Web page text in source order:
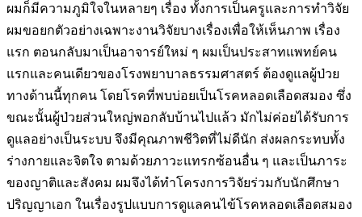
ผมก็มีความภูมิใจในหลายๆ เรื่อง ทั้งการเป็นครูและการทำวิจัย
ผมขอยกตัวอย่างเฉพาะงานวิจัยบางเรื่องเพื่อให้เห็นภาพ เรื่อง
แรก ตอนกลับมาเป็นอาจารย์ใหม่ ๆ ผมเป็นประสาทแพทย์คน
แรกและคนเดียวของโรงพยาบาลธรรมศาสตร์ ต้องดูแลผู้ป่วย
ทางด้านนี้ทุกคน โดยโรคที่พบบ่อยเป็นโรคหลอดเลือดสมอง ซึ่ง
ขณะนั้นผู้ป่วยส่วนใหญ่พอกลับบ้านไปแล้ว มักไม่ค่อยได้รับการ
ดูแลอย่างเป็นระบบ จึงมีคุณภาพชีวิตที่ไม่ดีนัก ส่งผลกระทบทั้ง
ร่างกายและจิตใจ ตามด้วยภาวะแทรกซ้อนอื่น ๆ และเป็นภาระ
ของญาติและสังคม ผมจึงได้ทำโครงการวิจัยร่วมกับนักศึกษา
ปริญญาเอก ในเรื่องรูปแบบการดูแลคนไข้โรคหลอดเลือดสมอง